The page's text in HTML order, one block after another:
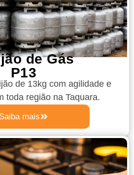
de Gás
P13
de 13kg com agilidade e
toda região na Taquara.
Saiba mais